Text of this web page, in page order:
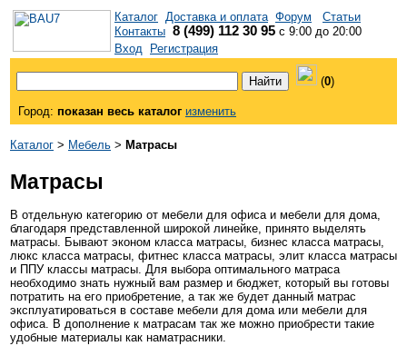
Каталог Доставка и оплата Форум
Статьи
Контакты 8 (499) 112 30 95 с 9:00 до 20:00
Вход
Регистрация
(0)
Город: показан весь каталог изменить
Каталог > Мебель > Матрасы
Матрасы
В отдельную категорию от мебели для офиса и мебели для дома,
благодаря представленной широкой линейке, принято выделять
матрасы. Бывают эконом класса матрасы, бизнес класса матрасы,
люкс класса матрасы, фитнес класса матрасы, элит класса матрасы
и ППУ классы матрасы. Для выбора оптимального матраса
необходимо знать нужный вам размер и бюджет, который вы готовы
потратить на его приобретение, а так же будет данный матрас
эксплуатироваться в составе мебели для дома или мебели для
офиса. В дополнение к матрасам так же можно приобрести такие
удобные материалы как наматрасники.